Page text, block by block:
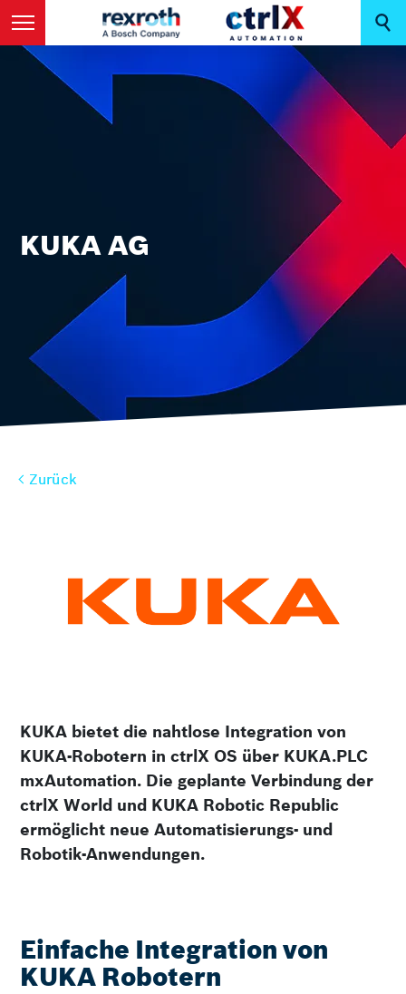
Zurück
KUKA AG
KUKA bietet die nahtlose Integration von
KUKA-Robotern in ctrlX OS über KUKA.PLC
mxAutomation. Die geplante Verbindung der
ctrlX World und KUKA Robotic Republic
ermöglicht neue Automatisierungs- und
Robotik-Anwendungen.
Einfache Integration von
KUKA Robotern
Zurück